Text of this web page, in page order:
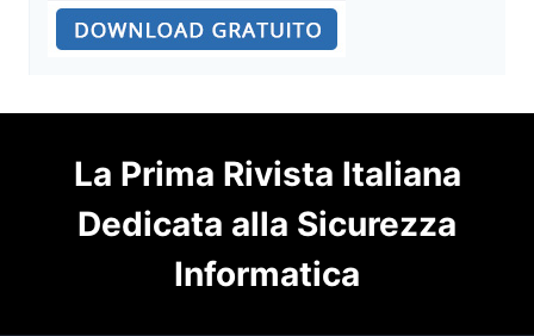
La Prima Rivista Italiana
Dedicata alla Sicurezza
Informatica